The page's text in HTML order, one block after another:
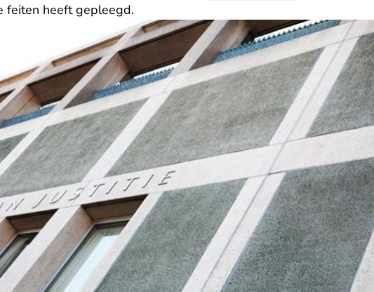
feiten heeft gepleegd.